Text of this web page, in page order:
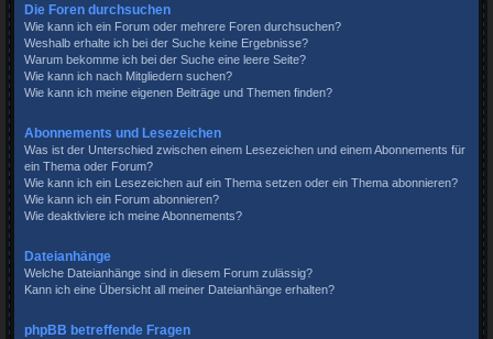
Die Foren durchsuchen
Wie kann ich ein Forum oder mehrere Foren durchsuchen?
Weshalb erhalte ich bei der Suche keine Ergebnisse?
Warum bekomme ich bei der Suche eine leere Seite?
Wie kann ich nach Mitgliedern suchen?
Wie kann ich meine eigenen Beiträge und Themen finden?
Abonnements und Lesezeichen
Was ist der Unterschied zwischen einem Lesezeichen und einem Abonnements für
ein Thema oder Forum?
Wie kann ich ein Lesezeichen auf ein Thema setzen oder ein Thema abonnieren?
Wie kann ich ein Forum abonnieren?
Wie deaktiviere ich meine Abonnements?
Dateianhänge
Welche Dateianhänge sind in diesem Forum zulässig?
Kann ich eine Übersicht all meiner Dateianhänge erhalten?
phpBB betreffende Fragen